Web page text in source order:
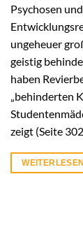
Psychosen
ungeheuer
geistig
haben
„behinderten
zeigt (Seite
WEITERLESEN